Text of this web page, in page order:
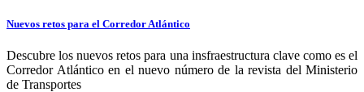
Nuevos retos para el Corredor Atlántico
Descubre los nuevos retos para una insfraestructura clave como es el
Corredor Atlántico en el nuevo número de la revista del Ministerio
de Transportes